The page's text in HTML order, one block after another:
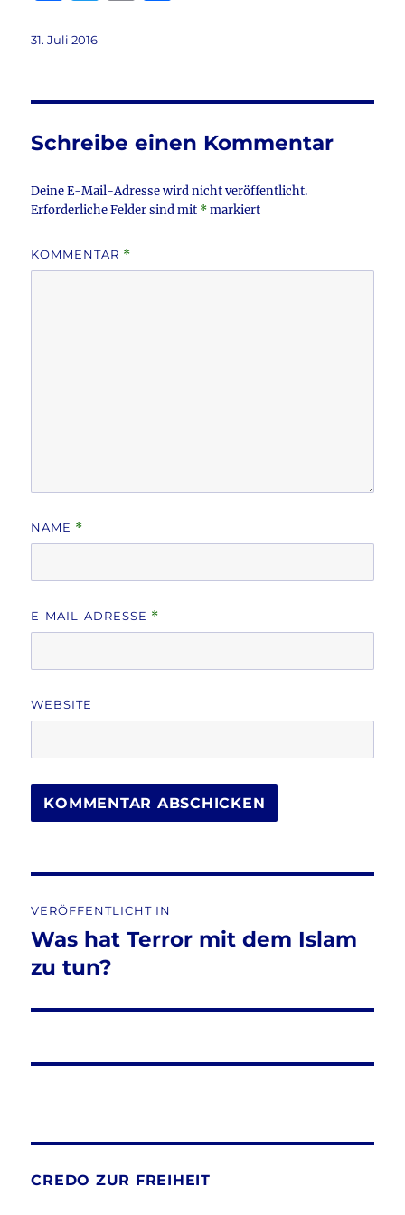
c
b
o
o
k
r
Veröffentlicht
31. Juli 2016
Schreibe einen Kommentar
Deine E-Mail-Adresse wird nicht veröffentlicht.
Erforderliche Felder sind mit *markiert
KOMMENTAR *
NAME *
E-MAIL-ADRESSE *
WEBSITE
VERÖFFENTLICHT IN
Was hat Terror mit dem Islam
zu tun?
CREDO ZUR FREIHEIT